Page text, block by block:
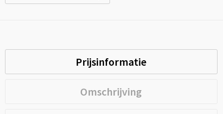
Prijsinformatie
Omschrijving